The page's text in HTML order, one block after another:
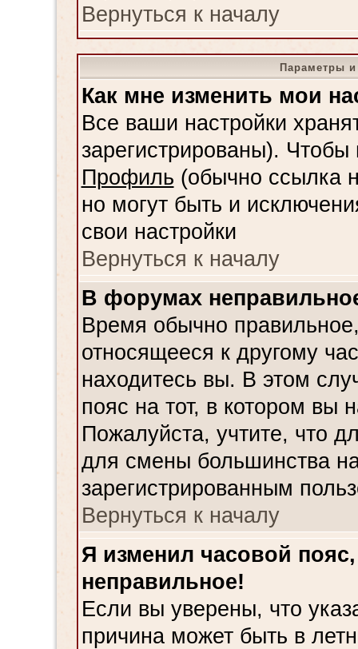
Вернуться к началу
Параметры и
Как мне изменить мои
Все ваши настройки
зарегистрированы).
Профиль (обычно ссылка
но могут быть и
свои настройки
Вернуться к началу
В форумах
Время обычно
относящееся к другому
находитесь вы. В этом
пояс на тот, в котором вы
Пожалуйста, учтите, что
для смены большинства
зарегистрированным
Вернуться к началу
Я изменил часовой
неправильное!
Если вы уверены, что
причина может быть в